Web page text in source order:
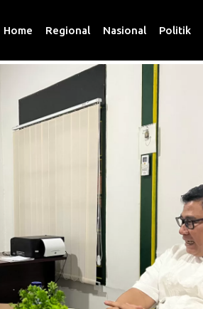
Home Regional Nasional Politik